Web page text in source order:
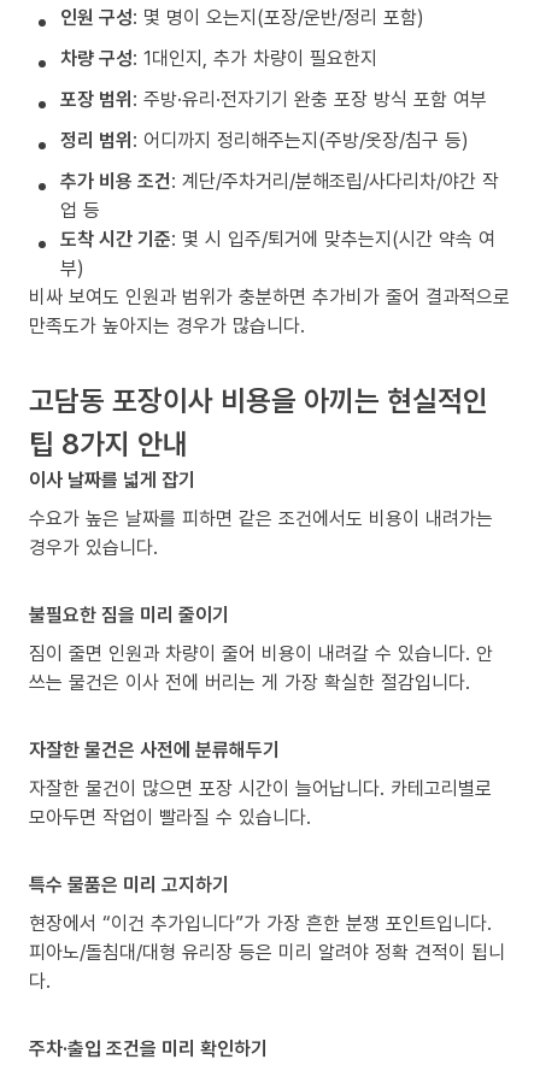
인원 구성: 몇 명이 오는지(포장/운반/정리 포함)
차량 구성: 1대인지, 추가 차량이 필요한지
포장 범위: 주방·유리·전자기기 완충 포장 방식 포함 여부
정리 범위: 어디까지 정리해주는지(주방/옷장/침구 등)
추가 비용 조건: 계단/주차거리/분해조립/사다리차/야간 작
업 등
도착 시간 기준: 몇 시 입주/퇴거에 맞추는지(시간 약속 여
부)
비싸 보여도 인원과 범위가 충분하면 추가비가 줄어 결과적으로
만족도가 높아지는 경우가 많습니다.
고담동 포장이사 비용을 아끼는 현실적인
팁 8가지 안내
이사 날짜를 넓게 잡기
수요가 높은 날짜를 피하면 같은 조건에서도 비용이 내려가는
경우가 있습니다.
불필요한 짐을 미리 줄이기
짐이 줄면 인원과 차량이 줄어 비용이 내려갈 수 있습니다. 안
쓰는 물건은 이사 전에 버리는 게 가장 확실한 절감입니다.
자잘한 물건은 사전에 분류해두기
자잘한 물건이 많으면 포장 시간이 늘어납니다. 카테고리별로
모아두면 작업이 빨라질 수 있습니다.
특수 물품은 미리 고지하기
현장에서 “이건 추가입니다”가 가장 흔한 분쟁 포인트입니다.
피아노/돌침대/대형 유리장 등은 미리 알려야 정확 견적이 됩니
다.
주차·출입 조건을 미리 확인하기